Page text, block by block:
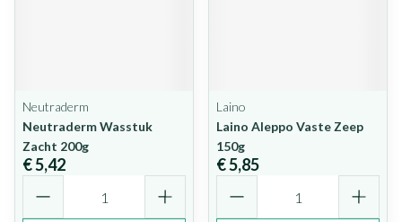
Neutraderm
Neutraderm Wasstuk
Zacht 200g
€ 5,42
Laino
Laino Aleppo Vaste Zeep
150g
€ 5,85